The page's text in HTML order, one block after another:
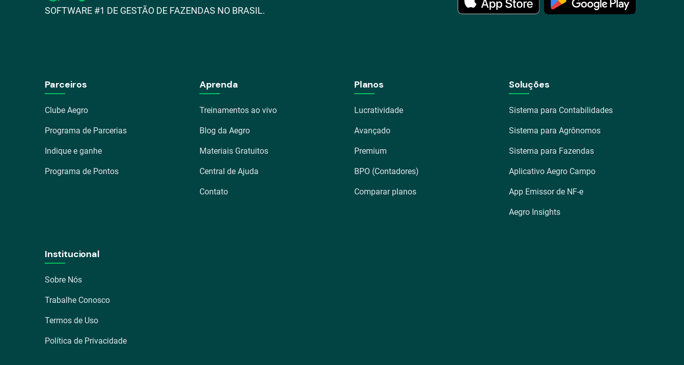
SOFTWARE #1 DE GESTÃO DE FAZENDAS NO BRASIL.
Parceiros
Clube Aegro
Programa de Parcerias
Indique e ganhe
Programa de Pontos
Aprenda
Treinamentos ao vivo
Blog da Aegro
Materiais Gratuitos
Central de Ajuda
Contato
Planos
Lucratividade
Avançado
Premium
BPO (Contadores)
Comparar planos
Soluções
Sistema para Contabilidades
Sistema para Agrônomos
Sistema para Fazendas
Aplicativo Aegro Campo
App Emissor de NF-e
Aegro Insights
Institucional
Sobre Nós
Trabalhe Conosco
Termos de Uso
Política de Privacidade